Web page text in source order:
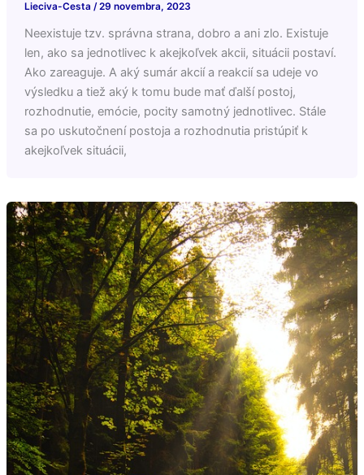
Lieciva-Cesta /29 novembra, 2023
Neexistuje tzv. správna strana, dobro a ani zlo. Existuje
len, ako sa jednotlivec k akejkoľvek akcii, situácii postaví.
Ako zareaguje. A aký sumár akcií a reakcií sa udeje vo
výsledku a tiež aký k tomu bude mať ďalší postoj,
rozhodnutie, emócie, pocity samotný jednotlivec. Stále
sa po uskutočnení postoja a rozhodnutia pristúpiť k
akejkoľvek situácii,